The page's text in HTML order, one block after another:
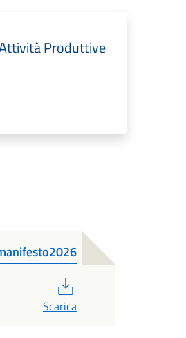
Produttive
Scarica